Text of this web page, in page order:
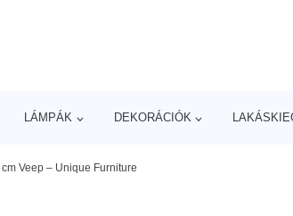
LÁMPÁK DEKORÁCIÓK
Veep – Unique Furniture